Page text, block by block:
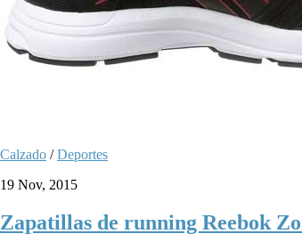
Calzado /Deportes
19 Nov, 2015
Zapatillas de running Reebok